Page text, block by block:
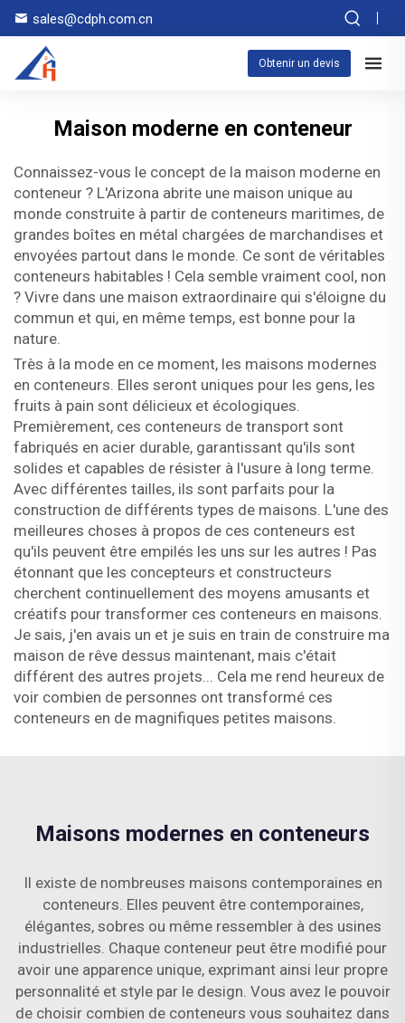
sales@cdph.com.cn
Obtenir un devis
Maison moderne en conteneur
Connaissez-vous le concept de la maison moderne en
conteneur ? L'Arizona abrite une maison unique au
monde construite à partir de conteneurs maritimes, de
grandes boîtes en métal chargées de marchandises et
envoyées partout dans le monde. Ce sont de véritables
conteneurs habitables ! Cela semble vraiment cool, non
? Vivre dans une maison extraordinaire qui s'éloigne du
commun et qui, en même temps, est bonne pour la
nature.
Très à la mode en ce moment, les maisons modernes
en conteneurs. Elles seront uniques pour les gens, les
fruits à pain sont délicieux et écologiques.
Premièrement, ces conteneurs de transport sont
fabriqués en acier durable, garantissant qu'ils sont
solides et capables de résister à l'usure à long terme.
Avec différentes tailles, ils sont parfaits pour la
construction de différents types de maisons. L'une des
meilleures choses à propos de ces conteneurs est
qu'ils peuvent être empilés les uns sur les autres ! Pas
étonnant que les concepteurs et constructeurs
cherchent continuellement des moyens amusants et
créatifs pour transformer ces conteneurs en maisons.
Je sais, j'en avais un et je suis en train de construire ma
maison de rêve dessus maintenant, mais c'était
différent des autres projets... Cela me rend heureux de
voir combien de personnes ont transformé ces
conteneurs en de magnifiques petites maisons.
Maisons modernes en conteneurs
Il existe de nombreuses maisons contemporaines en
conteneurs. Elles peuvent être contemporaines,
élégantes, sobres ou même ressembler à des usines
industrielles. Chaque conteneur peut être modifié pour
avoir une apparence unique, exprimant ainsi leur propre
personnalité et style par le design. Vous avez le pouvoir
de choisir combien de conteneurs vous souhaitez dans